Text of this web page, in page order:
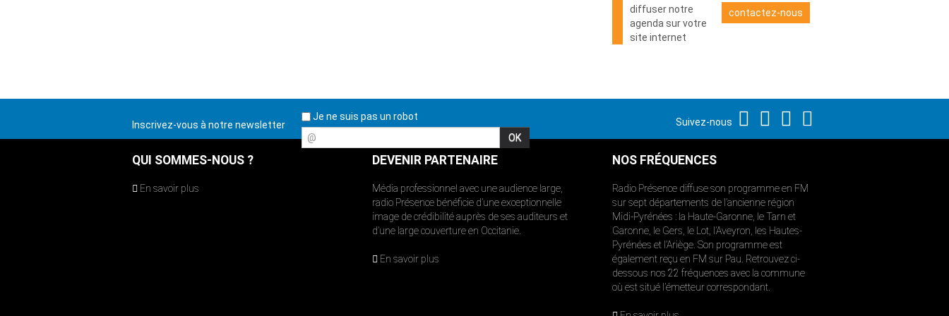
diffuser notre
agenda sur votre
site internet
contactez-nous
Inscrivez-vous à notre newsletter
Je ne suis pas un robot
@
Suivez-nous
QUI SOMMES-NOUS ?
En savoir plus
DEVENIR PARTENAIRE
Média professionnel avec une audience large,
radio Présence bénéficie d’une exceptionnelle
image de crédibilité auprès de ses auditeurs et
d’une large couverture en Occitanie.
En savoir plus
NOS FRÉQUENCES
Radio Présence diffuse son programme en FM
sur sept départements de l’ancienne région
Midi-Pyrénées : la Haute-Garonne, le Tarn et
Garonne, le Gers, le Lot, l’Aveyron, les Hautes-
Pyrénées et l’Ariège. Son programme est
également reçu en FM sur Pau. Retrouvez ci-
dessous nos 22 fréquences avec la commune
où est situé l’émetteur correspondant.